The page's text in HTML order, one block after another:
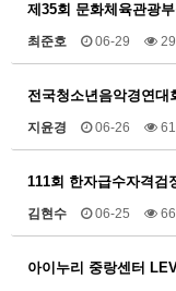
제35회 문화체육관광
최준호 06-29 29
전국청소년음악경연대
지윤경 06-26 61
111회 한자급수자격검
김현수 06-25 66
아이누리 중랑센터